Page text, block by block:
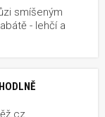
smíšeným
- lehčí a